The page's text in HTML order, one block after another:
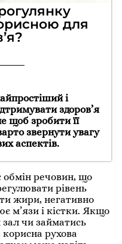
для
і
здоров’я
щоб зробити її
звернути увагу
аспектів.
обмін речовин, що
рівень
жири, негативно
м’язи і кістки. Якщо
зал чи займатись
рухова